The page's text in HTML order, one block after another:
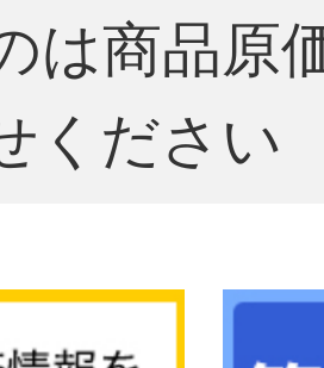
は商品原
ください